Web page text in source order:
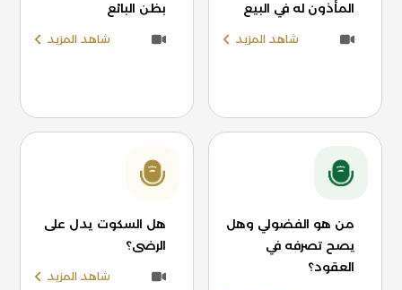
المأذون له في البيع
شاهد المزيد
بظن البائع
شاهد المزيد
من هو الفضولي وهل
يصح تصرفه في
العقود؟
هل السكوت يدل على
الرضى؟
شاهد المزيد